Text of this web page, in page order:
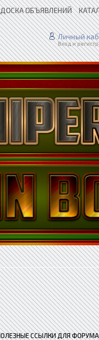
ДОСКА ОБЪЯВЛЕНИЙ
Личный
Вход и
ССЫЛКИ ДЛЯ